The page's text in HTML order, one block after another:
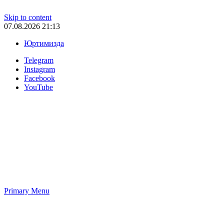
Skip to content
07.08.2026 21:13
Юртимизда
Telegram
Instagram
Facebook
YouTube
Primary Menu